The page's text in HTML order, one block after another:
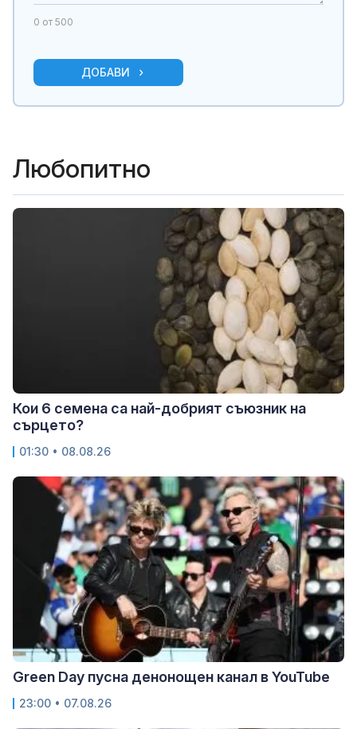
0 от 500
ДОБАВИ
Любопитно
Кои 6 семена са най-добрият съюзник на
сърцето?
01:30 • 08.08.26
Green Day пусна денонощен канал в YouTube
23:00 • 07.08.26